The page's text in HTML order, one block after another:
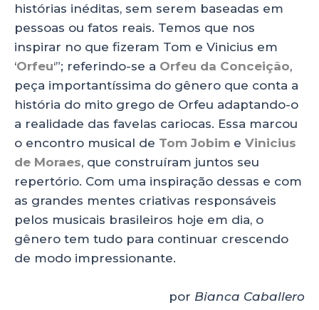
histórias inéditas, sem serem baseadas em
pessoas ou fatos reais. Temos que nos
inspirar no que fizeram Tom e Vinicius em
‘Orfeu‘”; referindo-se a Orfeu da Conceição,
peça importantíssima do gênero que conta a
história do mito grego de Orfeu adaptando-o
a realidade das favelas cariocas. Essa marcou
o encontro musical de Tom Jobim e Vinicius
de Moraes, que construíram juntos seu
repertório. Com uma inspiração dessas e com
as grandes mentes criativas responsáveis
pelos musicais brasileiros hoje em dia, o
gênero tem tudo para continuar crescendo
de modo impressionante.
por Bianca Caballero